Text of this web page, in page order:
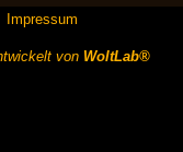
Impressum
von WoltLab®